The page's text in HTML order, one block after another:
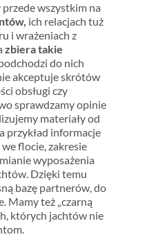
wszystkim na
ich relacjach tuż
i wrażeniach z
zbiera takie
do nich
akceptuje skrótów
obsługi czy
sprawdzamy opinie
materiały od
przykład informacje
flocie, zakresie
wyposażenia
Dzięki temu
bazę partnerów, do
Mamy też „czarną
których jachtów nie